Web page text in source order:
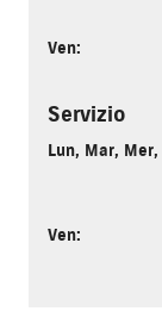
Ven:
Servizio
Lun, Mar, Mer,
Ven: